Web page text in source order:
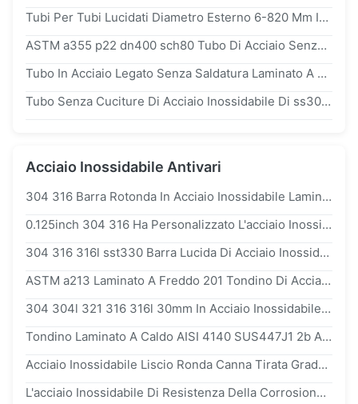
Tubi Per Tubi Lucidati Diametro Esterno 6-820 Mm In Acciaio Al Carbonio Per Applicazioni Edili E Industriali
ASTM a355 p22 dn400 sch80 Tubo Di Acciaio Senza Saldatura, In Bassa Lega, Resistente Al Calore
Tubo In Acciaio Legato Senza Saldatura Laminato A Freddo 42CrMo4, Rettificato Per Tubi Per Cuscinetti
Tubo Senza Cuciture Di Acciaio Inossidabile Di ss304 304l ASTM a106 G.B Precision Cold Rolled
Acciaio Inossidabile Antivari
304 316 Barra Rotonda In Acciaio Inossidabile Laminata A Caldo
0.125inch 304 316 Ha Personalizzato L'acciaio Inossidabile Antivari Infilato Per L'elaborazione Di Decoiling
304 316 316l sst330 Barra Lucida Di Acciaio Inossidabile Laminata A Caldo Per Apparecchiature Meccaniche
ASTM a213 Laminato A Freddo 201 Tondino Di Acciaio Inossidabile Di s32100 s34700 50mm Per Il Pezzo Meccanico
304 304l 321 316 316l 30mm In Acciaio Inossidabile Barra Rotonda Luminosa Laminato A Freddo Per La Macchina
Tondino Laminato A Caldo AISI 4140 SUS447J1 2b A 316l 8 Pollici Di Acciaio Inossidabile Per I Ricambi Auto
Acciaio Inossidabile Liscio Ronda Canna Tirata Grado 1.4521 Per Il Trattamento Medico
L'acciaio Inossidabile Di Resistenza Della Corrosione Esclude 321 Laminati A Caldo Per L'applicazione Della Costruzione